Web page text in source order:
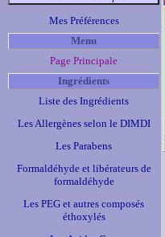
Mes Préférences
Menu
Page Principale
Ingrédients
Liste des Ingrédients
Les Allergènes selon le DIMDI
Les Parabens
Formaldéhyde et libérateurs de
formaldéhyde
Les PEG et autres composés
éthoxylés